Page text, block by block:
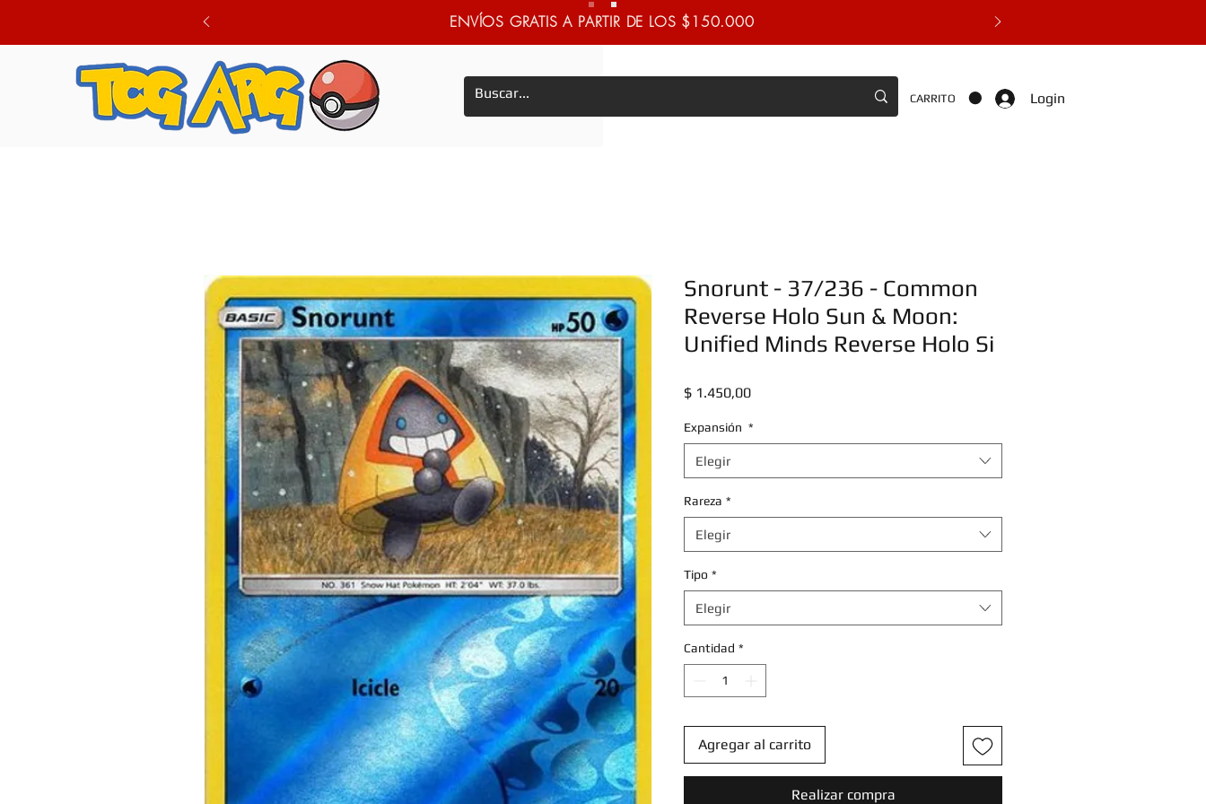
ENVÍOS GRATIS A PARTIR DE LOS $150.000
CARRITO Login
Snorunt - 37/236 - Common
Reverse Holo Sun & Moon:
Unified Minds Reverse Holo Si
$ 1.450,00Precio
Expansión *
Elegir
Rareza *
Elegir
Tipo *
Elegir
Cantidad *
Agregar al carrito
Realizar compra